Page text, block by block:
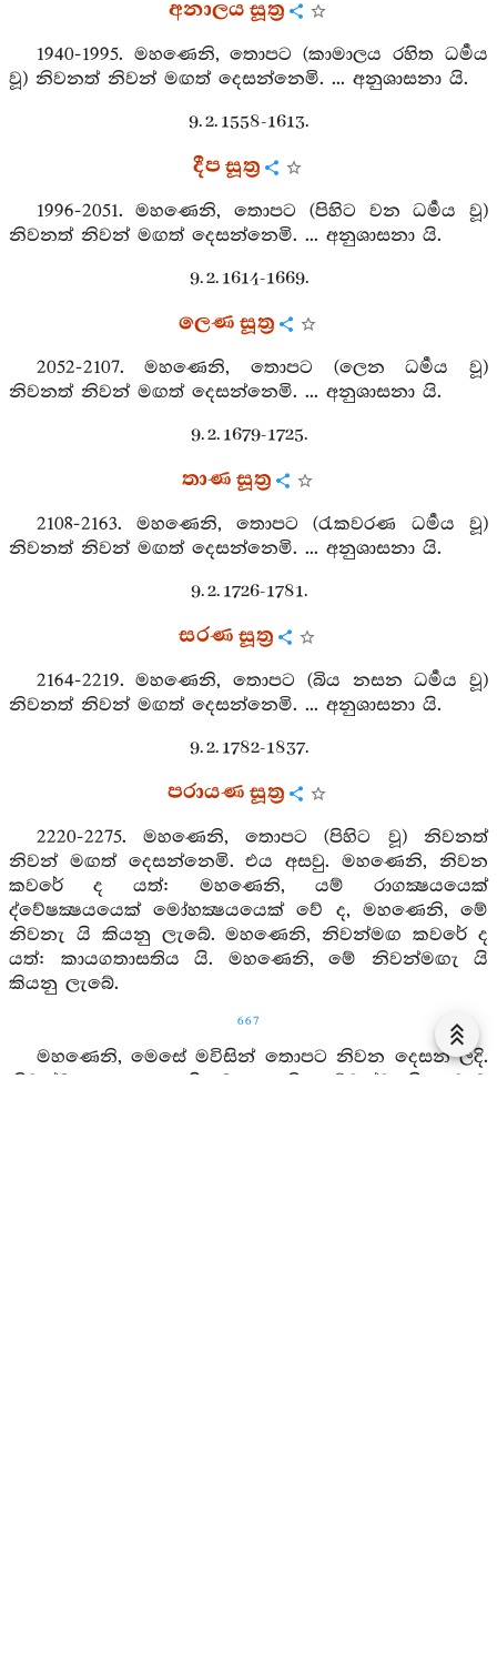
අනාලය සූත්‍ර
1940-1995. මහණෙනි, තොපට (කාමාලය රහිත ධර්‍මය
වූ) නිවනත් නිවන් මඟත් දෙසන්නෙමි. ... අනුශාසනා යි.
9. 2. 1558-1613.
දීප සූත්‍ර
1996-2051. මහණෙනි, තොපට (පිහිට වන ධර්‍මය වූ)
නිවනත් නිවන් මඟත් දෙසන්නෙමි. ... අනුශාසනා යි.
9. 2. 1614-1669.
ලෙණ සූත්‍ර
2052-2107. මහණෙනි, තොපට (ලෙන ධර්‍මය වූ)
නිවනත් නිවන් මඟත් දෙසන්නෙමි. ... අනුශාසනා යි.
9. 2. 1679-1725.
තාණ සූත්‍ර
2108-2163. මහණෙනි, තොපට (රැකවරණ ධර්‍මය වූ)
නිවනත් නිවන් මඟත් දෙසන්නෙමි. ... අනුශාසනා යි.
9. 2. 1726-1781.
සරණ සූත්‍ර
2164-2219. මහණෙනි, තොපට (බිය නසන ධර්‍මය වූ)
නිවනත් නිවන් මඟත් දෙසන්නෙමි. ... අනුශාසනා යි.
9. 2. 1782-1837.
පරායණ සූත්‍ර
2220-2275. මහණෙනි, තොපට (පිහිට වූ) නිවනත්
නිවන් මඟත් දෙසන්නෙමි. එය අසවු. මහණෙනි, නිවන
කවරේ ද යත්: මහණෙනි, යම් රාගක්‍ෂයයෙක්
ද්වේෂක්‍ෂයයෙක් මෝහක්‍ෂයයෙක් වේ ද, මහණෙනි, මේ
නිවනැ යි කියනු ලැබේ. මහණෙනි, නිවන්මඟ කවරේ ද
යත්: කායගතාසතිය යි. මහණෙනි, මේ නිවන්මඟැ යි
කියනු ලැබේ.
667
මහණෙනි, මෙසේ මවිසින් තොපට නිවන දෙසන ලදි.
නිවන්මඟ දෙසන ලදි. මහණෙනි, සව්වන්ට හිත වැඩ